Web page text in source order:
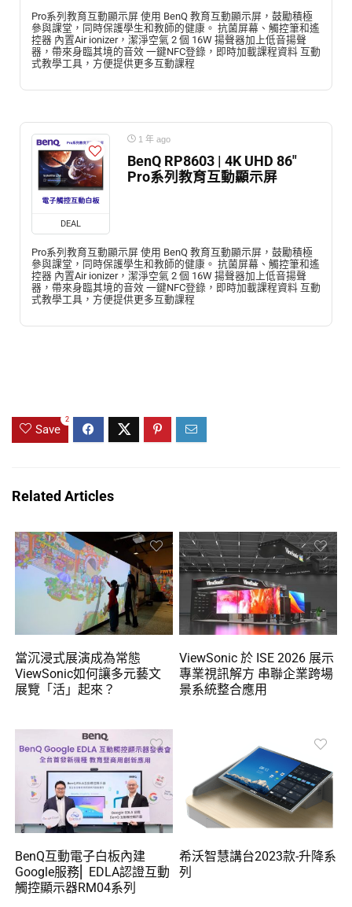
Pro系列教育互動顯示屏 使用 BenQ 教育互動顯示屏，鼓勵積極
參與課堂，同時保護學生和教師的健康。 抗菌屏幕、觸控筆和遙
控器 內置Air ionizer，潔淨空氣 2 個 16W 揚聲器加上低音揚聲
器，帶來身臨其境的音效 一鍵NFC登錄，即時加載課程資料 互動
式教學工具，方便提供更多互動課程
DEAL
1 年 ago
BenQ RP8603 | 4K UHD 86″
Pro系列教育互動顯示屏
Pro系列教育互動顯示屏 使用 BenQ 教育互動顯示屏，鼓勵積極
參與課堂，同時保護學生和教師的健康。 抗菌屏幕、觸控筆和遙
控器 內置Air ionizer，潔淨空氣 2 個 16W 揚聲器加上低音揚聲
器，帶來身臨其境的音效 一鍵NFC登錄，即時加載課程資料 互動
式教學工具，方便提供更多互動課程
Save
2
Related Articles
當沉浸式展演成為常態
ViewSonic如何讓多元藝文
展覽「活」起來？
ViewSonic 於 ISE 2026 展示
專業視訊解方 串聯企業跨場
景系統整合應用
BenQ互動電子白板內建
Google服務⎜ EDLA認證互動
觸控顯示器RM04系列
希沃智慧講台2023款-升降系
列